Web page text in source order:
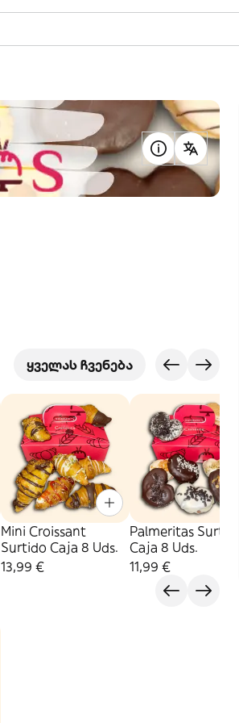
ყველას ჩვენება
Mini Croissant
Surtido Caja 8 Uds.
13,99 €
Palmeritas Surtidas
Caja 8 Uds.
11,99 €